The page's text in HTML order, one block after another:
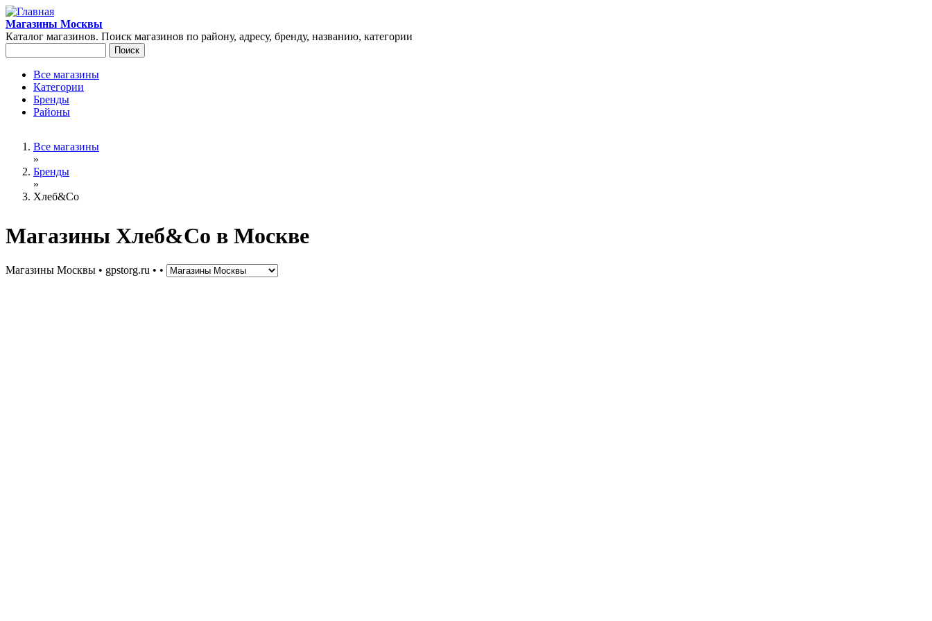
Перейти к основному содержанию
Магазины Москвы
Каталог магазинов. Поиск магазинов по району, адресу, бренду, названию, категории
Главное меню
Все магазины
Категории
Бренды
Районы
Вы здесьВсе магазины
»
Бренды
»
Хлеб&Co
Магазины Хлеб&Co в Москве
Магазины Москвы • gpstorg.ru • •